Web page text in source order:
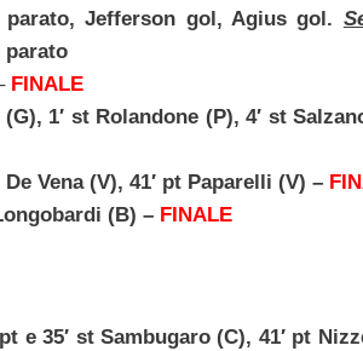
Jefferson gol, Agius gol.
parato
FINALE
1′ st Rolandone (P), 4′ st
Vena (V), 41′ pt Paparelli (V) –
(B) – FINALE
e 35′ st Sambugaro (C), 41′ pt